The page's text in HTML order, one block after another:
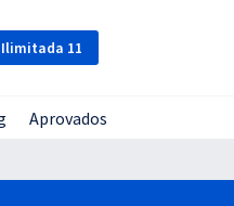
Ilimitada 11
Aprovados